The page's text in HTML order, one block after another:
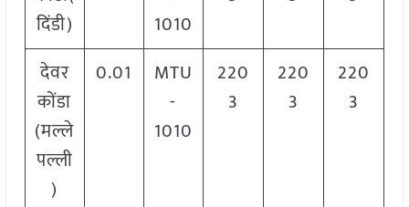
दिंडी)
1010
देवर
कोंडा
(मल्ले
पल्ली
)
0.01
MTU
-
1010
220
3
220
3
220
3